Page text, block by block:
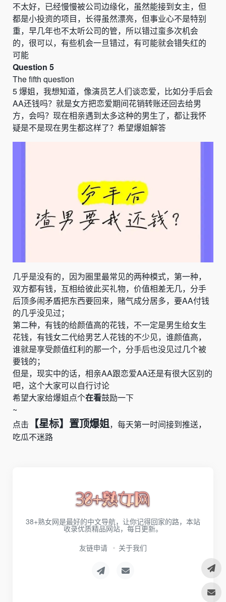
不太好，已经慢慢被公司边缘化，虽然能接到女主，但
都是小投资的项目，长得虽然漂亮，但事业心不是特别
重，早几年也不太听公司的管，所以错过蛮多次机会
的，很可以，有些机会一旦错过，有可能就会错失红的
可能
Question 5
The fifth question
5爆姐，我想知道，像演员艺人们谈恋爱，比如分手后会
AA还钱吗？就是女方把恋爱期间花销转账还回去给男
方，会吗？现在相亲遇到太多这种的男生了，都让我怀
疑是不是现在男生都这样了？希望爆姐解答
几乎是没有的，因为圈里最常见的两种模式，第一种，
双方都有钱，互相给彼此买礼物，价值相差无几，分手
后顶多闹矛盾把东西要回来，赌气成分居多，要AA付钱
的几乎没见过；
第二种，有钱的给颜值高的花钱，不一定是男生给女生
花钱，有钱女二代给男艺人花钱的不少见，谁颜值高，
谁就是享受颜值红利的那一个，分手后也没见过几个被
要钱的；
但是，现实中的话，相亲AA跟恋爱AA还是有很大区别的
吧，这个大家可以自行讨论
希望大家给爆姐点个在看鼓励一下
~
点击
【星标】置顶爆姐，每天第一时间接到推送，
吃瓜不迷路
38+熟女网是最好的中文导航，让你记得回家的路，本站
收录优质精品网站，每日更新。
友链申请
关于我们